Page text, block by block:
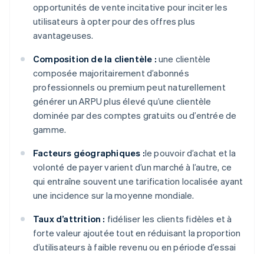
opportunités de vente incitative pour inciter les
utilisateurs à opter pour des offres plus
avantageuses.
Composition de la clientèle : une clientèle
composée majoritairement d’abonnés
professionnels ou premium peut naturellement
générer un ARPU plus élevé qu’une clientèle
dominée par des comptes gratuits ou d’entrée de
gamme.
Facteurs géographiques :le pouvoir d’achat et la
volonté de payer varient d’un marché à l’autre, ce
qui entraîne souvent une tarification localisée ayant
une incidence sur la moyenne mondiale.
Taux d’attrition : fidéliser les clients fidèles et à
forte valeur ajoutée tout en réduisant la proportion
d’utilisateurs à faible revenu ou en période d’essai